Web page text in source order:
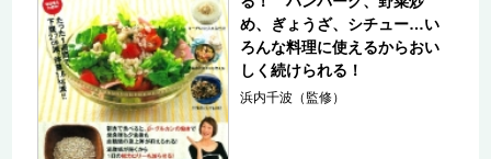
め、ぎょうざ、シチュー…い
ろんな料理に使えるからおい
しく続けられる！
浜内千波（監修）